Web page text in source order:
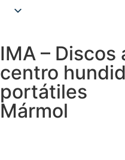
IMA – Discos
centro
portátiles
Mármol